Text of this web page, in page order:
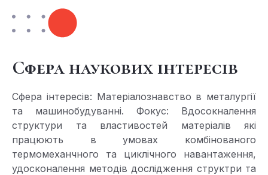
Сфера наукових інтересів
Сфера інтересів: Матеріалознавство в металургії
та машинобудуванні. Фокус: Вдосокналення
структури та властивостей матеріалів які
працюють в умовах комбінованого
термомеханчного та циклічного навантаження,
удосконалення методів дослідження структри та